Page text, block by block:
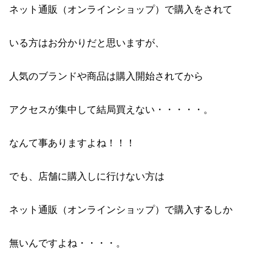
ネット通販（オンラインショップ）で購入をされて
いる方はお分かりだと思いますが、
人気のブランドや商品は購入開始されてから
アクセスが集中して結局買えない・・・・・。
なんて事ありますよね！！！
でも、店舗に購入しに行けない方は
ネット通販（オンラインショップ）で購入するしか
無いんですよね・・・・。